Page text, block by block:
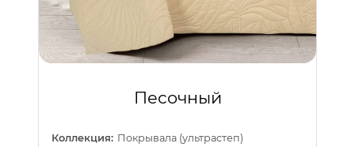
Песочный
Коллекция: Покрывала (ультрастеп)